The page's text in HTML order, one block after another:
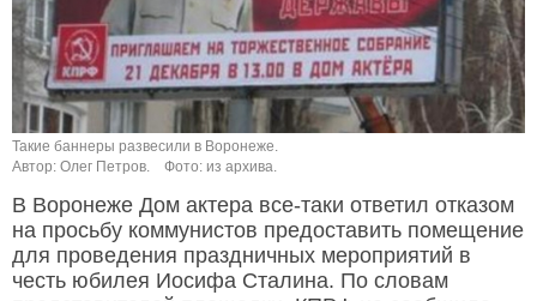
Такие баннеры развесили в Воронеже.
Автор: Олег Петров.
Фото: из архива.
В Воронеже Дом актера все-таки ответил отказом
на просьбу коммунистов предоставить помещение
для проведения праздничных мероприятий в
честь юбилея Иосифа Сталина. По словам